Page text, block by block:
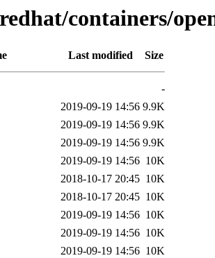
containers/
Last modified Size
-
2019-09-19 14:56 9.9K
2019-09-19 14:56 9.9K
2019-09-19 14:56 9.9K
2019-09-19 14:56 10K
2018-10-17 20:45 10K
2018-10-17 20:45 10K
2019-09-19 14:56 10K
2019-09-19 14:56 10K
2019-09-19 14:56 10K